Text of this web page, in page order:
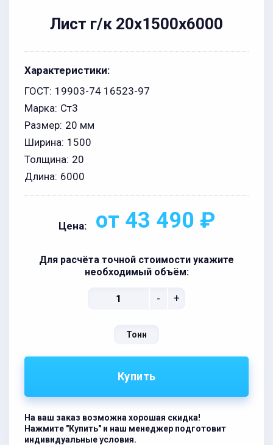
Лист г/к 20x1500x6000
Характеристики:
ГОСТ: 19903-74 16523-97
Марка: Ст3
Размер: 20 мм
Ширина: 1500
Толщина: 20
Длина: 6000
Цена: от 43 490 ₽
Для расчёта точной стоимости укажите
необходимый объём:
- +
Тонн
Купить
На ваш заказ возможна хорошая скидка!
Нажмите "Купить" и наш менеджер подготовит
индивидуальные условия.